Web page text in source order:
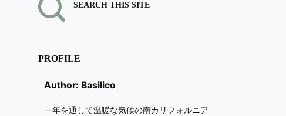
SEARCH THIS SITE
PROFILE
Author: Basilico
一年を通して温暖な気候の南カリフォルニア